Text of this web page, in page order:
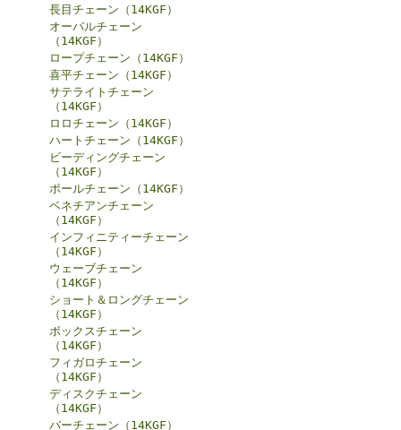
長目チェーン（14KGF）
オーバルチェーン
（14KGF）
ロープチェーン（14KGF）
喜平チェーン（14KGF）
サテライトチェーン
（14KGF）
ロロチェーン（14KGF）
ハートチェーン（14KGF）
ビーディングチェーン
（14KGF）
ボールチェーン（14KGF）
ベネチアンチェーン
（14KGF）
インフィニティーチェーン
（14KGF）
ウェーブチェーン
（14KGF）
ショート＆ロングチェーン
（14KGF）
ボックスチェーン
（14KGF）
フィガロチェーン
（14KGF）
ディスクチェーン
（14KGF）
バーチェーン（14KGF）